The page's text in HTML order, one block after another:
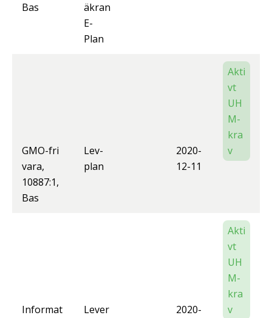
Bas
äkran
E-
Plan
GMO-fri
vara,
10887:1,
Bas
Lev-
plan
2020-
12-11
Akti
vt
UH
M-
kra
v
Informat
Lever
2020-
Akti
vt
UH
M-
kra
v